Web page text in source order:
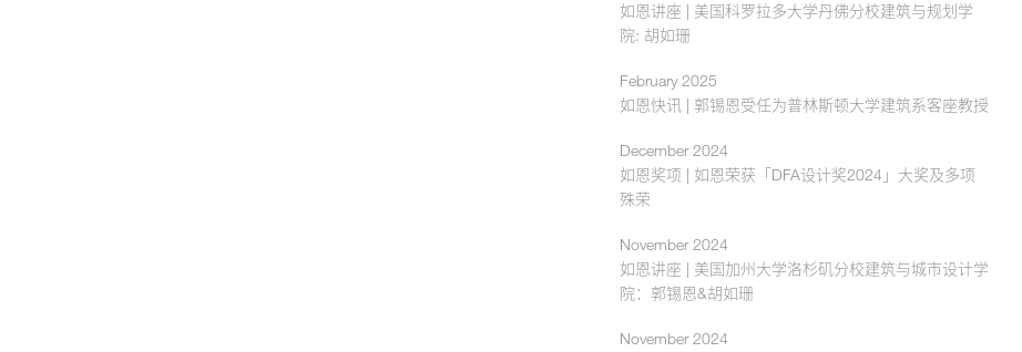
如恩讲座 | 美国科罗拉多大学丹佛分校建筑与规划学
院: 胡如珊
February 2025
如恩快讯 | 郭锡恩受任为普林斯顿大学建筑系客座教授
December 2024
如恩奖项 | 如恩荣获「DFA设计奖2024」大奖及多项
殊荣
November 2024
如恩讲座 | 美国加州大学洛杉矶分校建筑与城市设计学
院：郭锡恩&胡如珊
November 2024